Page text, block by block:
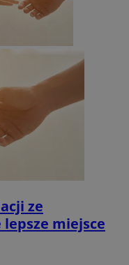
ze
miejsce